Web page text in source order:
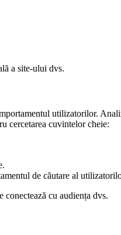
a site-ului dvs.
utilizatorilor.
cercetarea cuvintelor cheie:
de căutare al
cu audiența dvs.